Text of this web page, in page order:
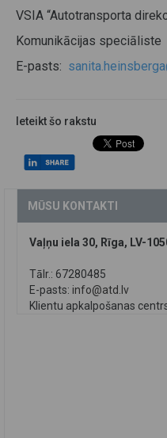
VSIA “Autotransporta
Komunikācijas speciāliste
E-pasts:
Ieteikt šo rakstu
MŪSU KONTAKTI
Vaļņu iela 30, Rīga, LV-
Tālr.: 67280485
E-pasts: info@atd.lv
Klientu apkalpošanas